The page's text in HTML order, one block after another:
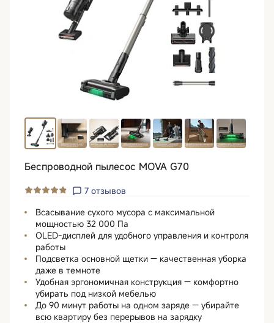
Беспроводной пылесос MOVA G70
7 отзывов
Всасывание сухого мусора с максимальной
мощностью 32 000 Па
OLED-дисплей для удобного управления и контроля
работы
Подсветка основной щетки — качественная уборка
даже в темноте
Удобная эргономичная конструкция — комфортно
убирать под низкой мебелью
До 90 минут работы на одном заряде — убирайте
всю квартиру без перерывов на зарядку